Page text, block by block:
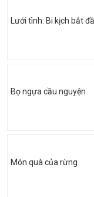
Lưới tình: Bi kịch bắt
Bọ ngựa cầu nguyện
Món quà của rừng